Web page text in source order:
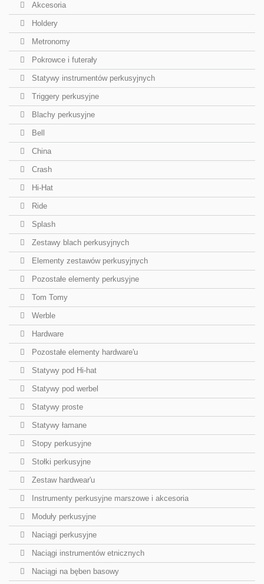
Akcesoria
Holdery
Metronomy
Pokrowce i futerały
Statywy instrumentów perkusyjnych
Triggery perkusyjne
Blachy perkusyjne
Bell
China
Crash
Hi-Hat
Ride
Splash
Zestawy blach perkusyjnych
Elementy zestawów perkusyjnych
Pozostałe elementy perkusyjne
Tom Tomy
Werble
Hardware
Pozostałe elementy hardware'u
Statywy pod Hi-hat
Statywy pod werbel
Statywy proste
Statywy łamane
Stopy perkusyjne
Stołki perkusyjne
Zestaw hardwear'u
Instrumenty perkusyjne marszowe i akcesoria
Moduły perkusyjne
Naciągi perkusyjne
Naciągi instrumentów etnicznych
Naciągi na bęben basowy